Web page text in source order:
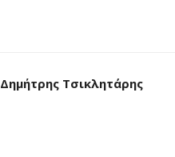
Δημήτρης Τσικλητάρης